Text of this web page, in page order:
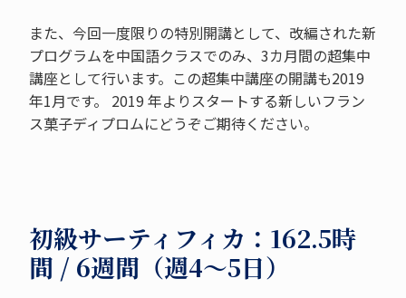
また、今回一度限りの特別開講として、改編された新
プログラムを中国語クラスでのみ、3カ月間の超集中
講座として行います。この超集中講座の開講も2019
年1月です。 2019 年よりスタートする新しいフラン
ス菓子ディプロムにどうぞご期待ください。
初級サーティフィカ：162.5時
間 / 6週間（週4～5日）